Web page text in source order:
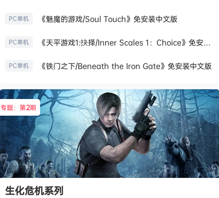
PC单机 《魅魔的游戏/Soul Touch》免安装中文版
PC单机 《天平游戏1:抉择/Inner Scales 1：Choice》免安装中文版
PC单机 《铁门之下/Beneath the Iron Gate》免安装中文版
专题：第2期
生化危机系列